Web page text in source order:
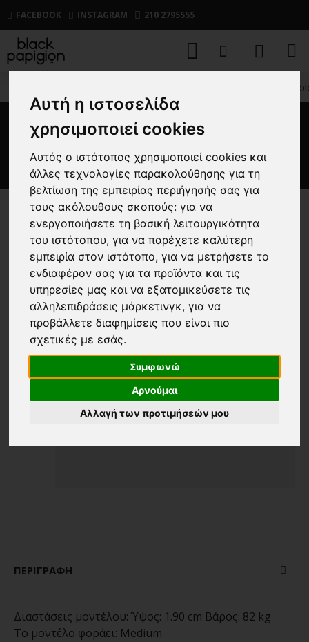
Αυτή η ιστοσελίδα
χρησιμοποιεί cookies
Αυτός ο ιστότοπος χρησιμοποιεί cookies και
άλλες τεχνολογίες παρακολούθησης για τη
βελτίωση της εμπειρίας περιήγησής σας για
τους ακόλουθους σκοπούς:για να
ενεργοποιήσετε τη βασική λειτουργικότητα
του ιστότοπου,για να παρέχετε καλύτερη
εμπειρία στον ιστότοπο,για να μετρήσετε το
ενδιαφέρον σας για τα προϊόντα και τις
υπηρεσίες μας και να εξατομικεύσετε τις
αλληλεπιδράσεις μάρκετινγκ,για να
προβάλλετε διαφημίσεις που είναι πιο
σχετικές με εσάς.
Συμφωνώ
Αρνούμαι
Αλλαγή των προτιμήσεών μου
FACEBOOK INSTAGRAM 210 2795555
Εσώρουχο
Εσώρουχο Polo Ralph Lauren
μαύρο
ΠΕΡΙΓΡΑΦΉ
Διαστάσεις μοντέλου: Ύψος: 1.90 cm Βάρος: 82 kg
Το μοντέλο φοράει: Medium